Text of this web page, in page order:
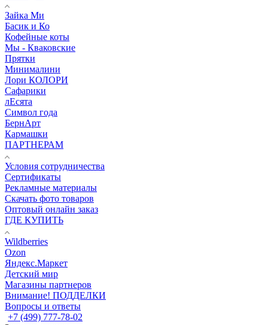
Зайка Ми
Басик и Ко
Кофейные коты
Мы - Кваковские
Прятки
Минималини
Лори КОЛОРИ
Сафарики
лЕсята
Символ года
БернАрт
Кармашки
ПАРТНЕРАМ
Условия сотрудничества
Сертификаты
Рекламные материалы
Скачать фото товаров
Оптовый онлайн заказ
ГДЕ КУПИТЬ
Wildberries
Ozon
Яндекс.Маркет
Детский мир
Магазины партнеров
Внимание! ПОДДЕЛКИ
Вопросы и ответы
+7 (499) 777-78-02